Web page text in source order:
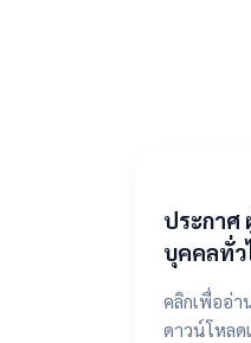
ประกาศ
บุคคลทั่ว
ตำแหน่
คลิกเพื่ออ่า
ดาวน์โหลด